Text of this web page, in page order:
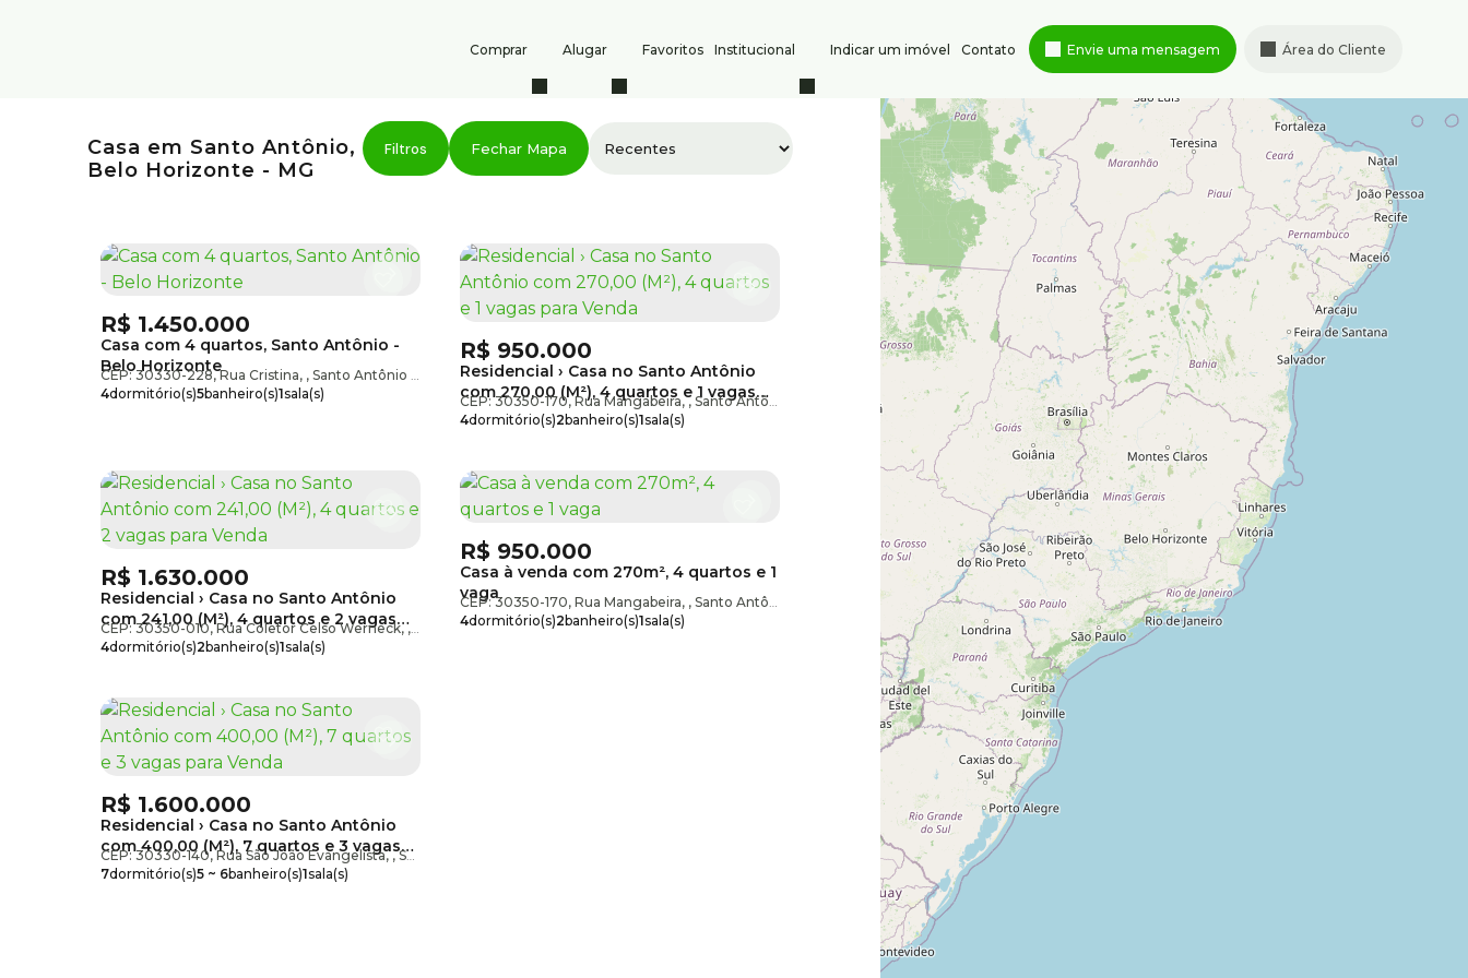
Área do Cliente
Envie uma mensagem
Contato
Indicar um imóvel
Institucional
Favoritos
Alugar
Comprar
Fechar Mapa
Casa em Santo Antônio,
Belo Horizonte - MG
Casa com 4 quartos, Santo Antônio -
Belo Horizonte
R$ 1.450.000
CEP: 30330-228,Rua Cristina , Santo Antônio Belo Horizonte,Minas Gerais,Brasil
4dormitório(s)5banheiro(s)1sala(s)
Residencial › Casa no Santo Antônio
com 270,00 (M²), 4 quartos e 1 vagas
para Venda
R$ 950.000
CEP: 30350-170,Rua Mangabeira ,Santo Antônio Belo Horizonte ,Minas Gerais
Brasil
4dormitório(s)2banheiro(s)1sala(s)
Residencial › Casa no Santo Antônio
com 241,00 (M²), 4 quartos e 2 vagas
para Venda
R$ 1.630.000
CEP: 30350-010,Rua Coletor Celso Werneck , Santo Antônio , Belo Horizonte,Minas Gerais
4dormitório(s)2banheiro(s)1sala(s)
Casa à venda com 270m², 4 quartos e 1
vaga
R$ 950.000
CEP: 30350-170,Rua Mangabeira ,Santo Antônio Minas Gerais ,Brasil
4dormitório(s)2banheiro(s)1sala(s)
Residencial › Casa no Santo Antônio
com 400,00 (M²), 7 quartos e 3 vagas
para Venda
R$ 1.600.000
CEP: 30330-140,Rua São João Evangelista ,Santo Antônio
7dormitório(s)5 ~ 6banheiro(s)1sala(s)
Área do cliente
Sobre nós
Comprar
Alugar
(31) 95347-
atendimento@silvioximenes.com.br
CRECI: PJ 6532
Rua Albita, 131, 4º andar,
Cruzeiro, Belo Horizonte, MG
Horário de atendimento
Segunda à sexta-feira de 8h às
18h
Sábado de 9h às 13h